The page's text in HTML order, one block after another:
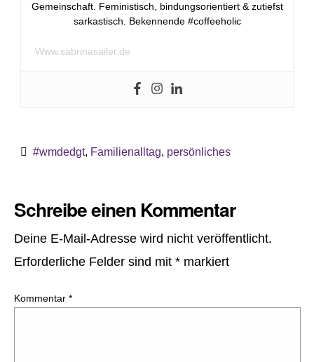
Gemeinschaft. Feministisch, bindungsorientiert & zutiefst
sarkastisch. Bekennende #coffeeholic
Www.sabrinasailer.de
#wmdedgt, Familienalltag, persönliches
Schreibe einen Kommentar
Deine E-Mail-Adresse wird nicht veröffentlicht.
Erforderliche Felder sind mit *markiert
Kommentar *